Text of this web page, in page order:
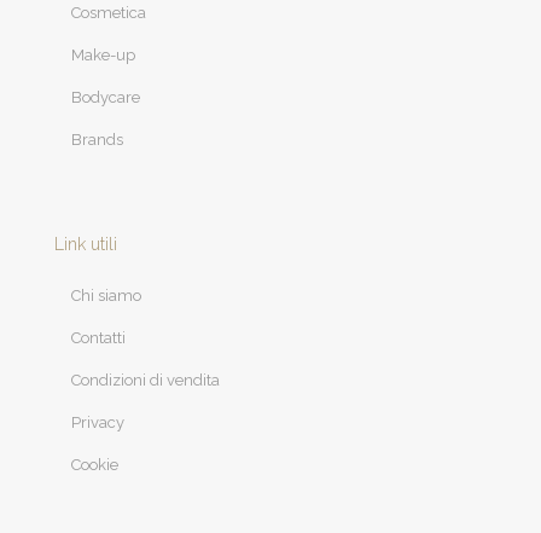
Cosmetica
Make-up
Bodycare
Brands
Link utili
Chi siamo
Contatti
Condizioni di vendita
Privacy
Cookie